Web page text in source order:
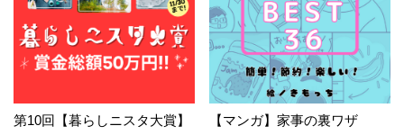
第10回【暮らしニスタ大賞】
【マンガ】家事の裏ワザ